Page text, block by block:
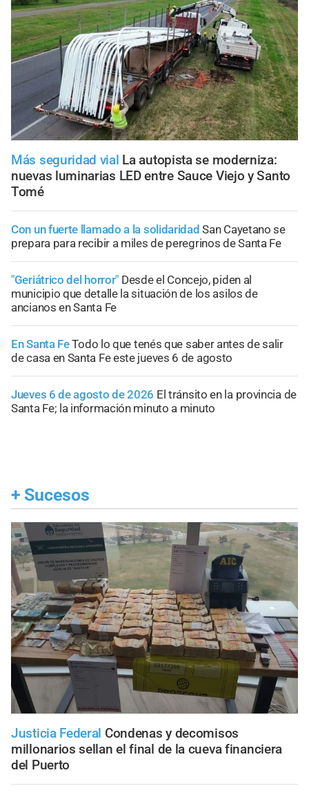
Más seguridad vial La autopista se moderniza:
nuevas luminarias LED entre Sauce Viejo y Santo
Tomé
Con un fuerte llamado a la solidaridad San Cayetano se
prepara para recibir a miles de peregrinos de Santa Fe
"Geriátrico del horror" Desde el Concejo, piden al
municipio que detalle la situación de los asilos de
ancianos en Santa Fe
En Santa FeTodo lo que tenés que saber antes de salir
de casa en Santa Fe este jueves 6 de agosto
Jueves 6 de agosto de 2026 El tránsito en la provincia de
Santa Fe; la información minuto a minuto
+ Sucesos
Justicia Federal Condenas y decomisos
millonarios sellan el final de la cueva financiera
del Puerto